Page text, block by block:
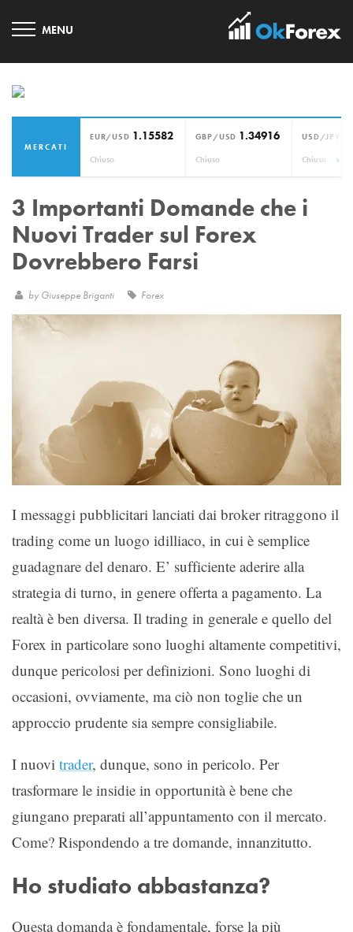
MERCATI
EUR/USD 1.15582
Chiuso
GBP/USD 1.34916
Chiuso
USD/JPY
Chiuso ›
3 Importanti Domande che i
Nuovi Trader sul Forex
Dovrebbero Farsi
by Giuseppe Briganti Forex
I messaggi pubblicitari lanciati dai broker ritraggono il
trading come un luogo idilliaco, in cui è semplice
guadagnare del denaro. E’ sufficiente aderire alla
strategia di turno, in genere offerta a pagamento. La
realtà è ben diversa. Il trading in generale e quello del
Forex in particolare sono luoghi altamente competitivi,
dunque pericolosi per definizioni. Sono luoghi di
occasioni, ovviamente, ma ciò non toglie che un
approccio prudente sia sempre consigliabile.
I nuovi trader, dunque, sono in pericolo. Per
trasformare le insidie in opportunità è bene che
giungano preparati all’appuntamento con il mercato.
Come? Rispondendo a tre domande, innanzitutto.
Ho studiato abbastanza?
Questa domanda è fondamentale, forse la più